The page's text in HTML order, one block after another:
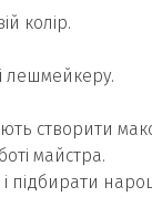
колір.
лешмейкеру.
створити
майстра.